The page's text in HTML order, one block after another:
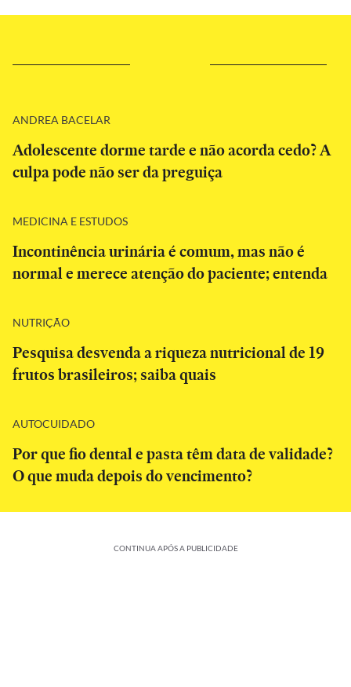
ANDREA BACELAR
Adolescente dorme tarde e não acorda cedo? A
culpa pode não ser da preguiça
MEDICINA E ESTUDOS
Incontinência urinária é comum, mas não é
normal e merece atenção do paciente; entenda
NUTRIÇÃO
Pesquisa desvenda a riqueza nutricional de 19
frutos brasileiros; saiba quais
AUTOCUIDADO
Por que fio dental e pasta têm data de validade?
O que muda depois do vencimento?
CONTINUA APÓS A PUBLICIDADE